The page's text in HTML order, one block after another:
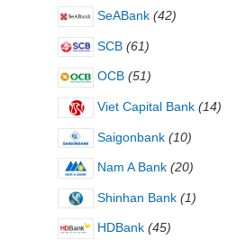
SeABank (42)
SCB (61)
OCB (51)
Viet Capital Bank (14)
Saigonbank (10)
Nam A Bank (20)
Shinhan Bank (1)
HDBank (45)